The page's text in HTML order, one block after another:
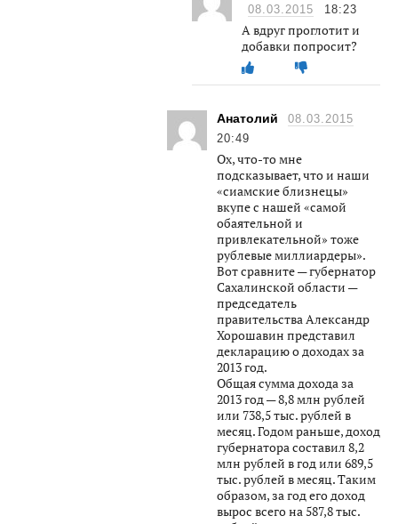
08.03.2015 18:23
А вдруг проглотит и
добавки попросит?
Анатолий
08.03.2015
20:49
Ох, что-то мне
подсказывает, что и наши
«сиамские близнецы»
вкупе с нашей «самой
обаятельной и
привлекательной» тоже
рублевые миллиардеры».
Вот сравните — губернатор
Сахалинской области —
председатель
правительства Александр
Хорошавин представил
декларацию о доходах за
2013 год.
Общая сумма дохода за
2013 год — 8,8 млн рублей
или 738,5 тыс. рублей в
месяц. Годом раньше, доход
губернатора составил 8,2
млн рублей в год или 689,5
тыс. рублей в месяц. Таким
образом, за год его доход
вырос всего на 587,8 тыс.